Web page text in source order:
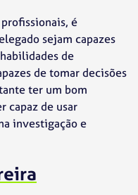
é
sejam capazes
de
de tomar decisões
ter um bom
capaz de usar
investigação e